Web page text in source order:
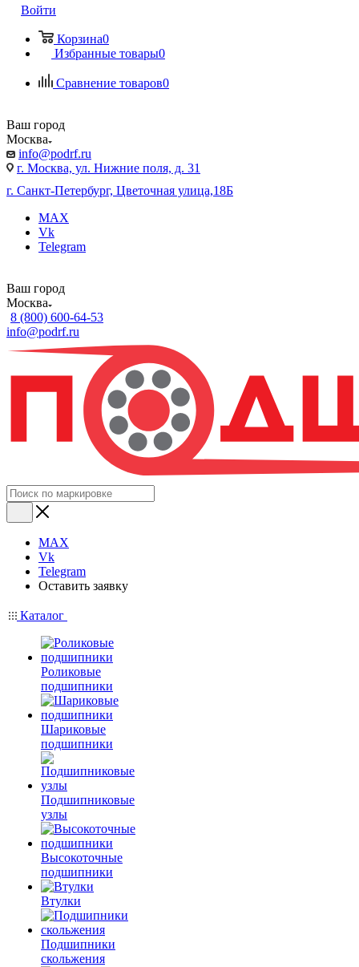
Войти
Корзина0
Избранные товары0
Сравнение товаров0
Ваш город
Москва
info@podrf.ru
г. Москва, ул. Нижние поля, д. 31
г. Санкт-Петербург, Цветочная улица,18Б
MAX
Vk
Telegram
Ваш город
Москва
8 (800) 600-64-53
info@podrf.ru
MAX
Vk
Telegram
Оставить заявку
Каталог
Роликовые
подшипники
Шариковые
подшипники
Подшипниковые
узлы
Высокоточные
подшипники
Втулки
Подшипники
скольжения